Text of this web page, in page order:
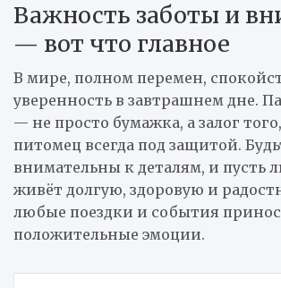
Важность заботы и
— вот что главное
В мире, полном перемен,
уверенность в завтрашнем дне.
— не просто бумажка, а залог
питомец всегда под защитой.
внимательны к деталям, и пусть
живёт долгую, здоровую и
любые поездки и события
положительные эмоции.